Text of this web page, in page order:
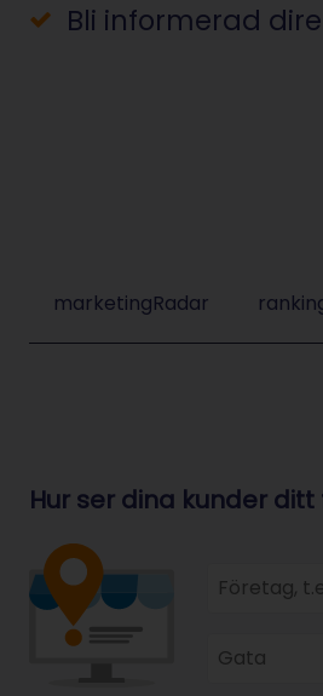
Bli informerad
marketingRadar
Hur ser dina kunder
Företag,
Gata